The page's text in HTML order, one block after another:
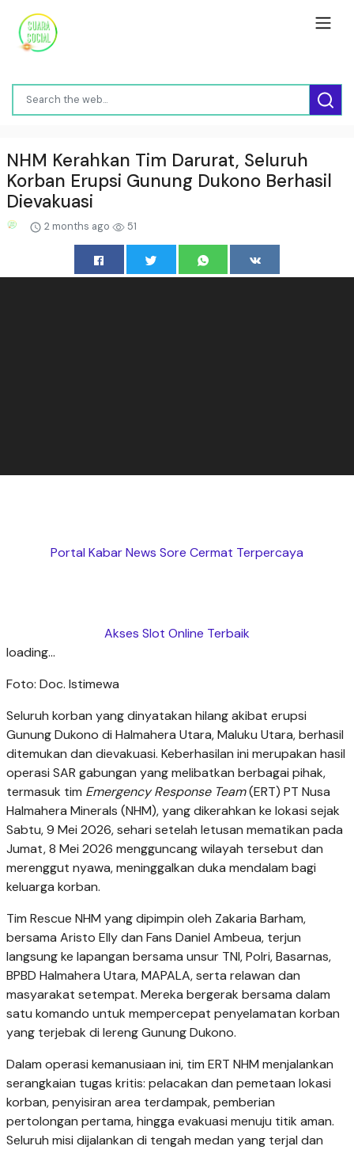
NHM Kerahkan Tim Darurat, Seluruh
Korban Erupsi Gunung Dukono Berhasil
Dievakuasi
2 months ago 51
Portal Kabar News Sore Cermat Terpercaya
Akses Slot Online Terbaik
loading...
Foto: Doc. Istimewa
Seluruh korban yang dinyatakan hilang akibat erupsi
Gunung Dukono di Halmahera Utara, Maluku Utara, berhasil
ditemukan dan dievakuasi. Keberhasilan ini merupakan hasil
operasi SAR gabungan yang melibatkan berbagai pihak,
termasuk tim Emergency Response Team(ERT) PT Nusa
Halmahera Minerals (NHM), yang dikerahkan ke lokasi sejak
Sabtu, 9 Mei 2026, sehari setelah letusan mematikan pada
Jumat, 8 Mei 2026 mengguncang wilayah tersebut dan
merenggut nyawa, meninggalkan duka mendalam bagi
keluarga korban.
Tim Rescue NHM yang dipimpin oleh Zakaria Barham,
bersama Aristo Elly dan Fans Daniel Ambeua, terjun
langsung ke lapangan bersama unsur TNI, Polri, Basarnas,
BPBD Halmahera Utara, MAPALA, serta relawan dan
masyarakat setempat. Mereka bergerak bersama dalam
satu komando untuk mempercepat penyelamatan korban
yang terjebak di lereng Gunung Dukono.
Dalam operasi kemanusiaan ini, tim ERT NHM menjalankan
serangkaian tugas kritis: pelacakan dan pemetaan lokasi
korban, penyisiran area terdampak, pemberian
pertolongan pertama, hingga evakuasi menuju titik aman.
Seluruh misi dijalankan di tengah medan yang terjal dan